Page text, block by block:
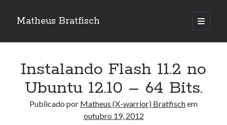
Matheus Bratfisch
abrir
o
Barra
Calendário
outubro 2012
S S D
Instalando Flash 11.2 no
Ubuntu 12.10 – 64 Bits.
Publicado por Matheus (X-warrior) Bratfischem
outubro 19, 2012